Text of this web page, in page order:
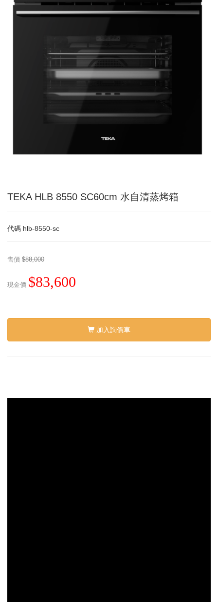
TEKA HLB 8550 SC60cm 水自清蒸烤箱
代碼 hlb-8550-sc
售價 $88,000
現金價 $83,600
加入詢價車